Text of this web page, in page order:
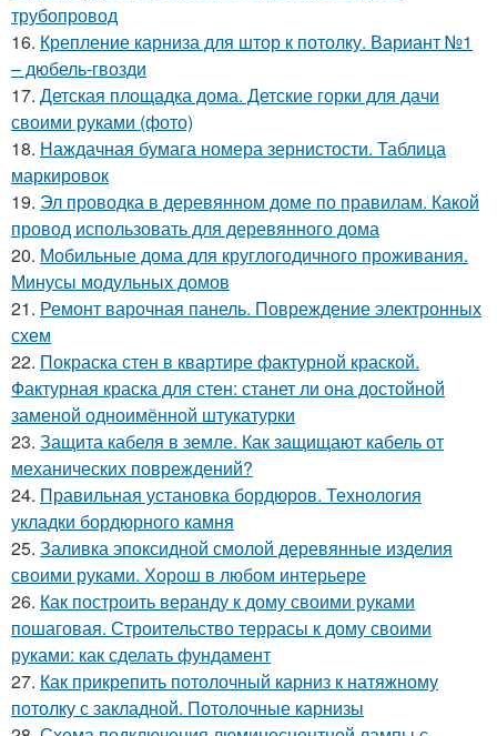
трубопровод
16. Крепление карниза для штор к потолку. Вариант №1
– дюбель-гвозди
17. Детская площадка дома. Детские горки для дачи
своими руками (фото)
18. Наждачная бумага номера зернистости. Таблица
маркировок
19. Эл проводка в деревянном доме по правилам. Какой
провод использовать для деревянного дома
20. Мобильные дома для круглогодичного проживания.
Минусы модульных домов
21. Ремонт варочная панель. Повреждение электронных
схем
22. Покраска стен в квартире фактурной краской.
Фактурная краска для стен: станет ли она достойной
заменой одноимённой штукатурки
23. Защита кабеля в земле. Как защищают кабель от
механических повреждений?
24. Правильная установка бордюров. Технология
укладки бордюрного камня
25. Заливка эпоксидной смолой деревянные изделия
своими руками. Хорош в любом интерьере
26. Как построить веранду к дому своими руками
пошаговая. Строительство террасы к дому своими
руками: как сделать фундамент
27. Как прикрепить потолочный карниз к натяжному
потолку с закладной. Потолочные карнизы